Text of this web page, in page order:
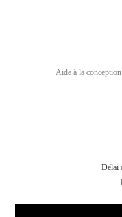
Aide à la
Délai